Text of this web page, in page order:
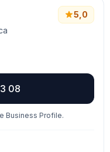
5,0
08
Business Profile.